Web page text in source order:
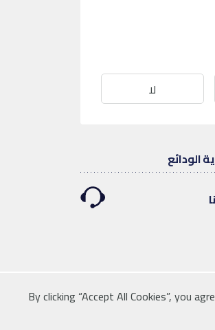
By clicking “Accept All Cookies”, you
لا
الودائع